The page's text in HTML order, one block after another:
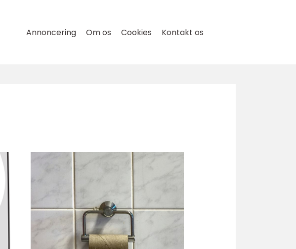
Annoncering Om os Cookies Kontakt os